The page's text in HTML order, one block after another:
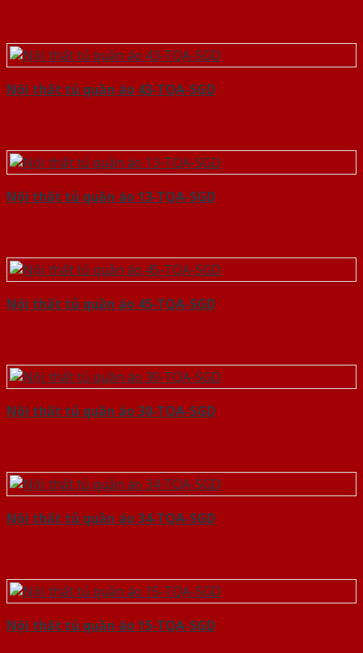
Nội thất tủ quần áo 43-TQA-SGD
Nội thất tủ quần áo 13-TQA-SGD
Nội thất tủ quần áo 45-TQA-SGD
Nội thất tủ quần áo 30-TQA-SGD
Nội thất tủ quần áo 34-TQA-SGD
Nội thất tủ quần áo 15-TQA-SGD